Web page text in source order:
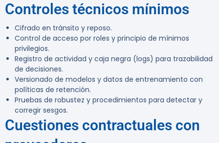
Controles técnicos mínimos
Cifrado en tránsito y reposo.
Control de acceso por roles y principio de mínimos
privilegios.
Registro de actividad y caja negra (logs) para trazabilidad
de decisiones.
Versionado de modelos y datos de entrenamiento con
políticas de retención.
Pruebas de robustez y procedimientos para detectar y
corregir sesgos.
Cuestiones contractuales con